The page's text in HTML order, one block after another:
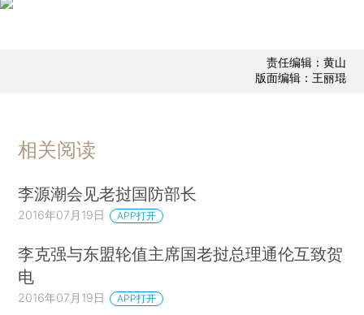
责任编辑：黄山
版面编辑：王丽琨
相关阅读
李源潮会见老挝国防部长
2016年07月19日 APP打开
李克强与东盟轮值主席国老挝总理通伦互致贺
电
2016年07月19日 APP打开